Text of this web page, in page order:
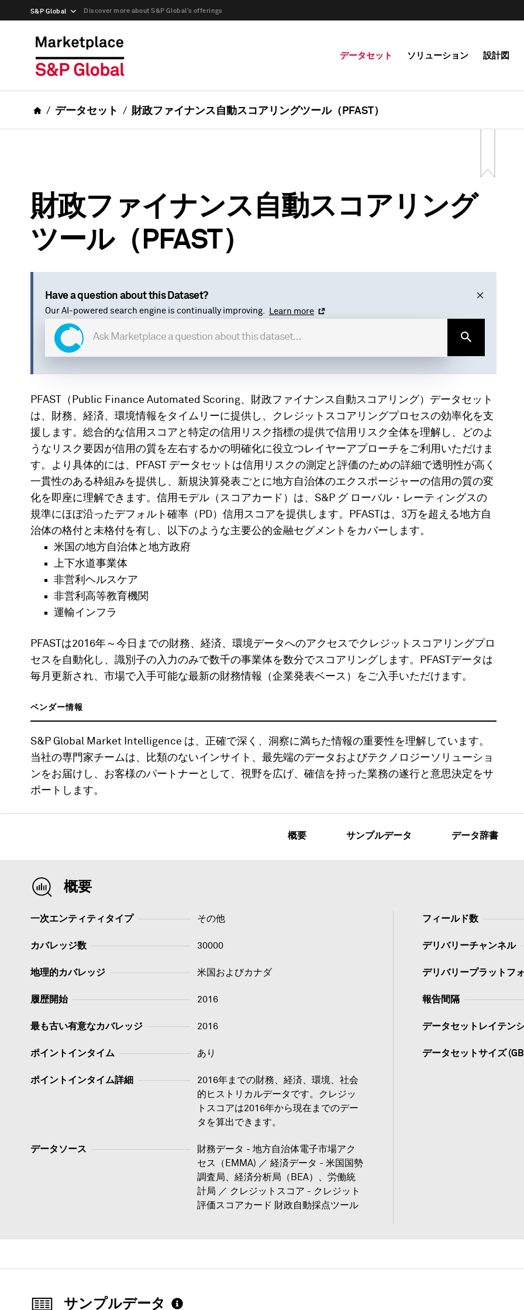
S&P Global Discover more about S&P Global’s offerings
データセット ソリューション 設計図
データセット 財政ファイナンス自動スコアリングツール（PFAST）
財政ファイナンス自動スコアリング
ツール（PFAST）
Have a question about this Dataset?
Our AI-powered search engine is continually improving. Learn more
PFAST（Public Finance Automated Scoring、財政ファイナンス自動スコアリング）データセット
は、財務、経済、環境情報をタイムリーに提供し、クレジットスコアリングプロセスの効率化を支
援します。総合的な信用スコアと特定の信用リスク指標の提供で信用リスク全体を理解し、どのよ
うなリスク要因が信用の質を左右するかの明確化に役立つレイヤーアプローチをご利用いただけま
す。より具体的には、PFAST データセットは信用リスクの測定と評価のための詳細で透明性が高く
一貫性のある枠組みを提供し、新規決算発表ごとに地方自治体のエクスポージャーの信用の質の変
化を即座に理解できます。信用モデル（スコアカード）は、S&P グ ローバル・レーティングスの
規準にほぼ沿ったデフォルト確率（PD）信用スコアを提供します。PFASTは、3万を超える地方自
治体の格付と未格付を有し、以下のような主要公的金融セグメントをカバーします。
米国の地方自治体と地方政府
上下水道事業体
非営利ヘルスケア
非営利高等教育機関
運輸インフラ
PFASTは2016年～今日までの財務、経済、環境データへのアクセスでクレジットスコアリングプロ
セスを自動化し、識別子の入力のみで数千の事業体を数分でスコアリングします。PFASTデータは
毎月更新され、市場で入手可能な最新の財務情報（企業発表ベース）をご入手いただけます。
ベンダー情報
S&P Global Market Intelligence は、正確で深く、洞察に満ちた情報の重要性を理解しています。
当社の専門家チームは、比類のないインサイト、最先端のデータおよびテクノロジーソリューショ
ンをお届けし、お客様のパートナーとして、視野を広げ、確信を持った業務の遂行と意思決定をサ
ポートします。
概要 サンプルデータ データ辞書
概要
一次エンティティタイプ その他
カバレッジ数 30000
地理的カバレッジ 米国およびカナダ
履歴開始 2016
最も古い有意なカバレッジ 2016
ポイントインタイム あり
ポイントインタイム詳細
2016年までの財務、経済、環境、社会
的ヒストリカルデータです。クレジッ
トスコアは2016年から現在までのデー
タを算出できます。
データソース
財務データ - 地方自治体電子市場アク
セス（EMMA) ／ 経済データ - 米国国勢
調査局、経済分析局（BEA）、労働統
計局 ／ クレジットスコア - クレジット
評価スコアカード 財政自動採点ツール
フィールド数
デリバリーチャンネル
デリバリープラットフ
報告間隔
データセットレイテン
データセットサイズ
サンプルデータ